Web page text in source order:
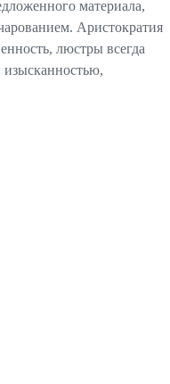
материала,
Аристократия
люстры всегда
изысканностью,